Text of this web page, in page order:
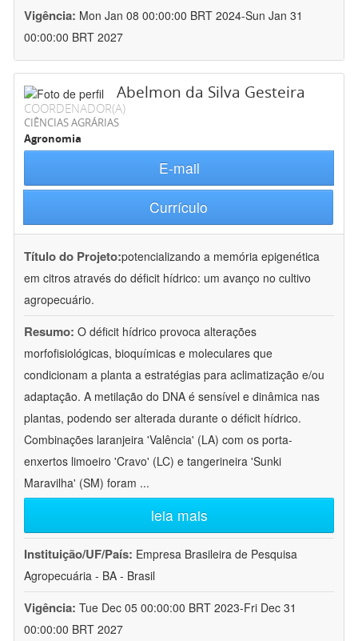
Vigência: Mon Jan 08 00:00:00 BRT 2024-Sun Jan 31
00:00:00 BRT 2027
Abelmon da Silva Gesteira
COORDENADOR(A)
CIÊNCIAS AGRÁRIAS
Agronomia
E-mail
Currículo
Título do Projeto:potencializando a memória epigenética
em citros através do déficit hídrico: um avanço no cultivo
agropecuário.
Resumo: O déficit hídrico provoca alterações
morfofisiológicas, bioquímicas e moleculares que
condicionam a planta a estratégias para aclimatização e/ou
adaptação. A metilação do DNA é sensível e dinâmica nas
plantas, podendo ser alterada durante o déficit hídrico.
Combinações laranjeira 'Valência' (LA) com os porta-
enxertos limoeiro 'Cravo' (LC) e tangerineira 'Sunki
Maravilha' (SM) foram ...
leia mais
Instituição/UF/País: Empresa Brasileira de Pesquisa
Agropecuária - BA - Brasil
Vigência: Tue Dec 05 00:00:00 BRT 2023-Fri Dec 31
00:00:00 BRT 2027